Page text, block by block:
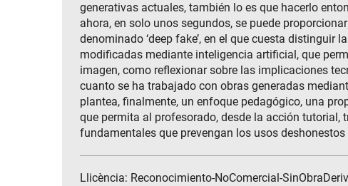
generativas actuales, también lo es que hacerlo
ahora, en solo unos segundos, se puede
denominado ‘deep fake’, en el que cuesta
modificadas mediante inteligencia artificial, que
imagen, como reflexionar sobre las implicaciones
cuanto se ha trabajado con obras generadas
plantea, finalmente, un enfoque pedagógico, una
que permita al profesorado, desde la acción
fundamentales que prevengan los usos
Llicència: Reconocimiento-NoComercial-